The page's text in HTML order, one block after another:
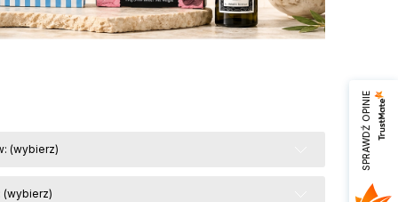
(wybierz)
(wybierz)
SPRAWDŹ OPINIE